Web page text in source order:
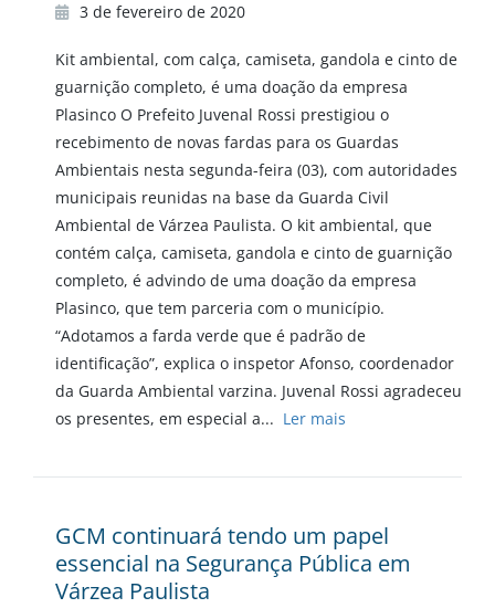
3 de fevereiro de 2020
Kit ambiental, com calça, camiseta, gandola e cinto de
guarnição completo, é uma doação da empresa
Plasinco O Prefeito Juvenal Rossi prestigiou o
recebimento de novas fardas para os Guardas
Ambientais nesta segunda-feira (03), com autoridades
municipais reunidas na base da Guarda Civil
Ambiental de Várzea Paulista. O kit ambiental, que
contém calça, camiseta, gandola e cinto de guarnição
completo, é advindo de uma doação da empresa
Plasinco, que tem parceria com o município.
“Adotamos a farda verde que é padrão de
identificação”, explica o inspetor Afonso, coordenador
da Guarda Ambiental varzina. Juvenal Rossi agradeceu
os presentes, em especial a... Ler mais
GCM continuará tendo um papel
essencial na Segurança Pública em
Várzea Paulista